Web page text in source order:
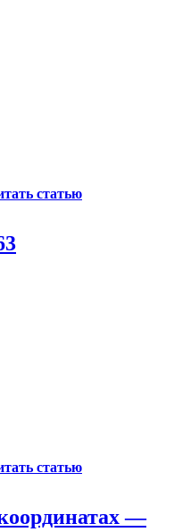
статью
статью
—